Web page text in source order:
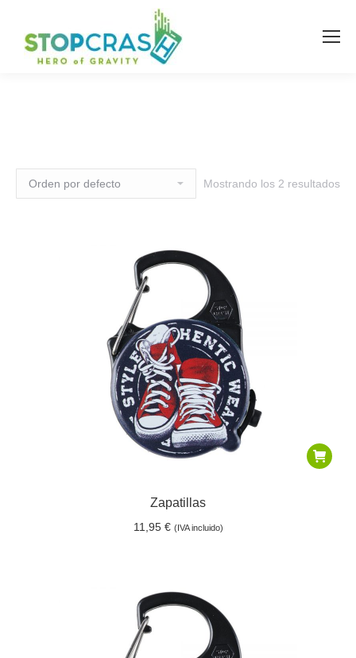
Mostrando los 2 resultados
Zapatillas
11,95 € (IVA incluido)